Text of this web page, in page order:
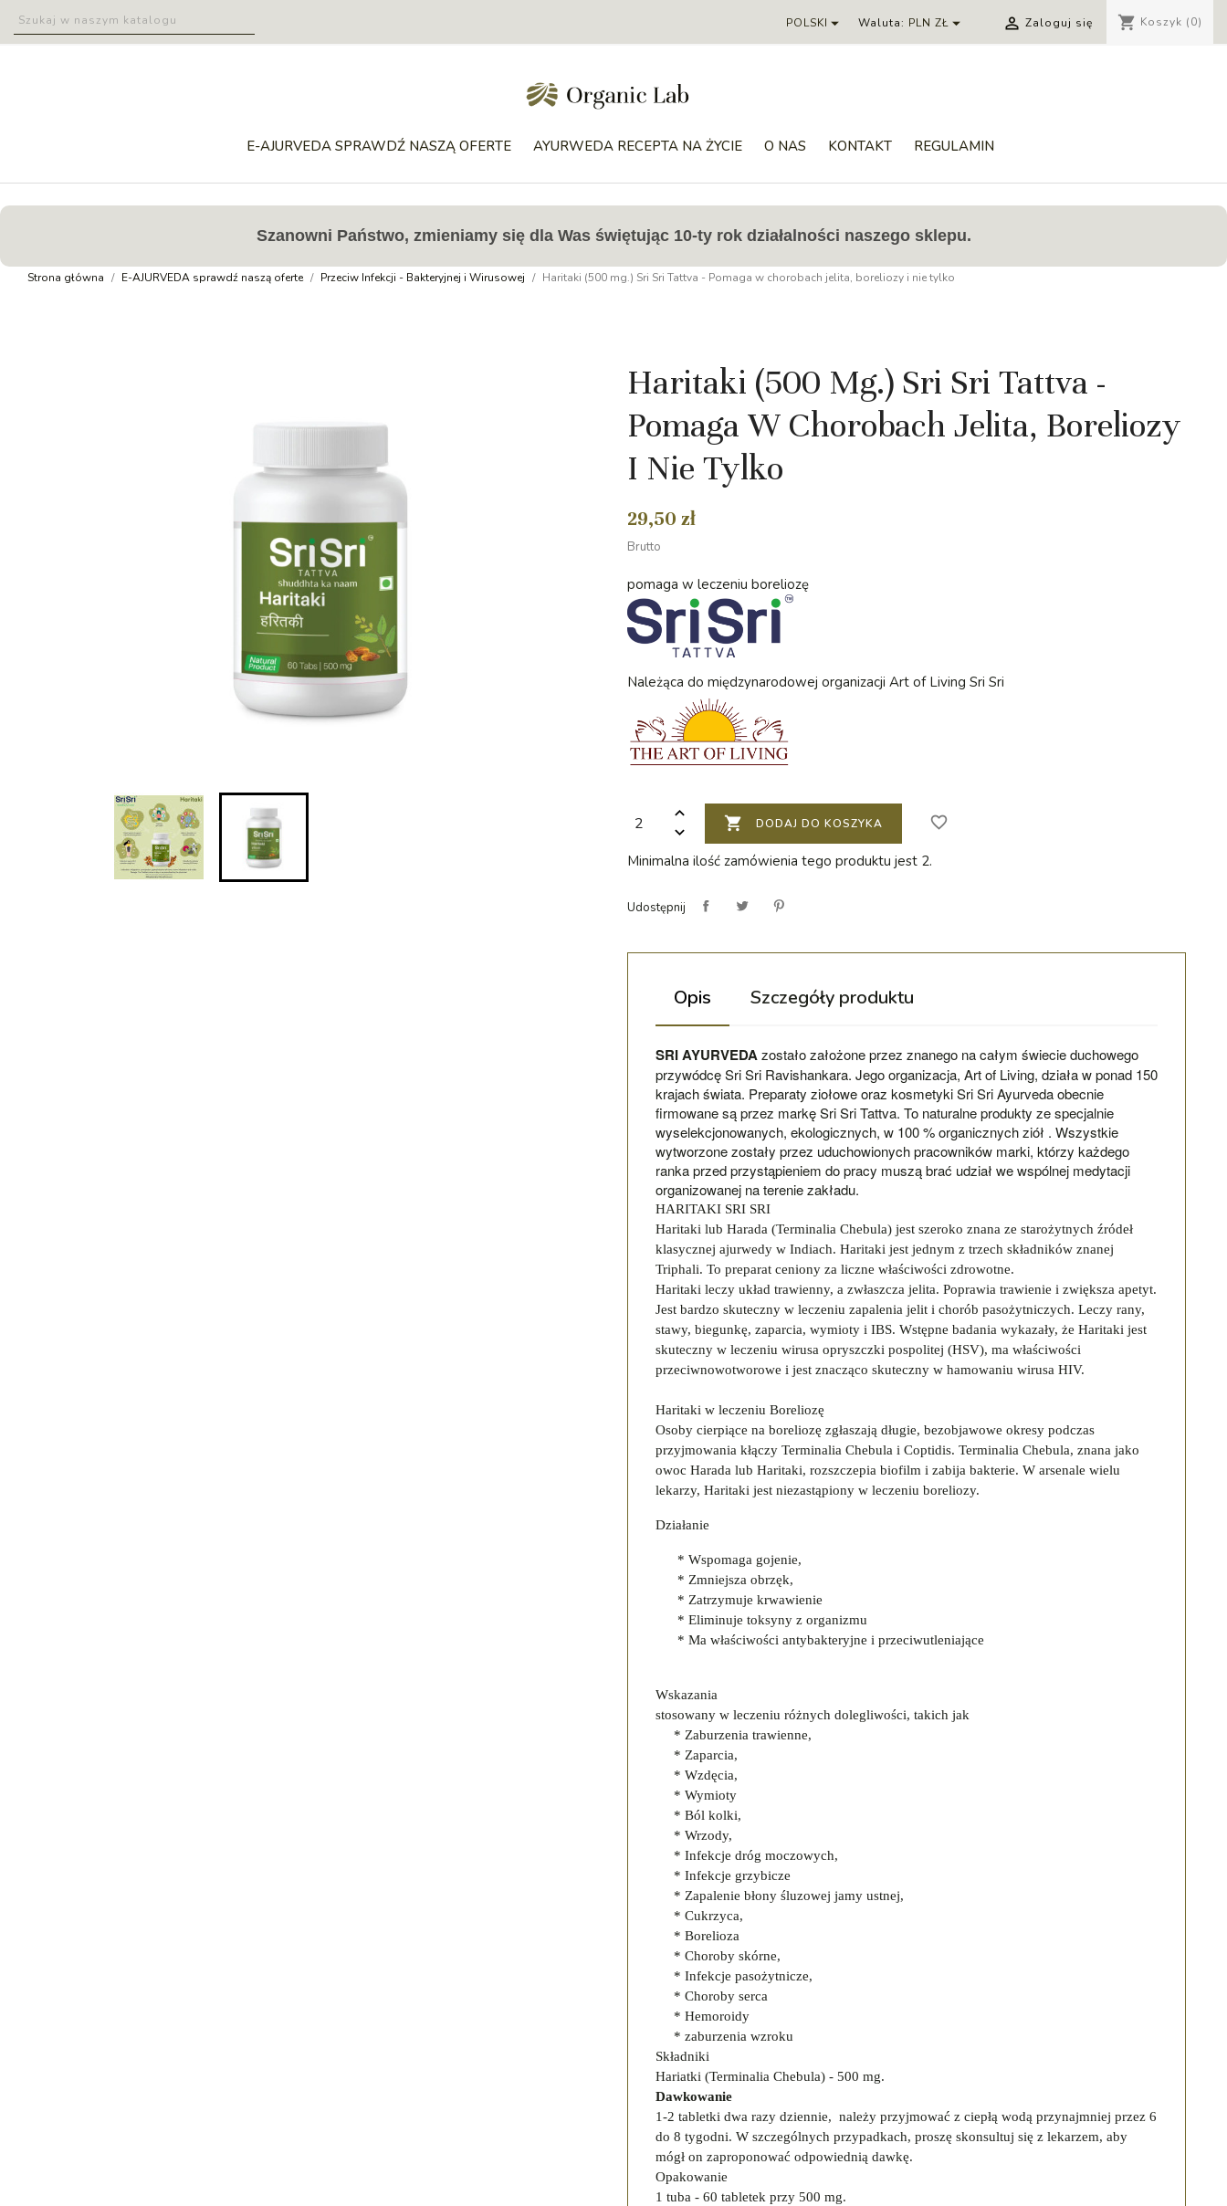
POLSKI Waluta: PLN ZŁ  Zaloguj się shopping_cart Koszyk (0)
E-AJURVEDA SPRAWDŹ NASZĄ OFERTE AYURWEDA RECEPTA NA ŻYCIE O NAS KONTAKT REGULAMIN
Szanowni Państwo, zmieniamy się dla Was świętując 10-ty rok działalności naszego sklepu.
Strona główna E-AJURVEDA sprawdź naszą oferte Przeciw Infekcji - Bakteryjnej i Wirusowej Haritaki (500 mg.) Sri Sri Tattva - Pomaga w chorobach jelita, boreliozy i nie tylko
Haritaki (500 Mg.) Sri Sri Tattva -
Pomaga W Chorobach Jelita, Boreliozy
I Nie Tylko
29,50 zł
Brutto
pomaga w leczeniu boreliozę
Należąca do międzynarodowej organizacji Art of Living Sri Sri
 DODAJ DO KOSZYKA favorite_border
Minimalna ilość zamówienia tego produktu jest 2.
Udostępnij
Opis Szczegóły produktu
SRI AYURVEDAzostało założone przez znanego na całym świecie duchowego
przywódcę Sri Sri Ravishankara. Jego organizacja, Art of Living, działa w ponad 150
krajach świata. Preparaty ziołowe oraz kosmetyki Sri Sri Ayurveda obecnie
firmowane są przez markę Sri Sri Tattva. To naturalne produkty ze specjalnie
wyselekcjonowanych, ekologicznych, w 100 % organicznych ziół . Wszystkie
wytworzone zostały przez uduchowionych pracowników marki, którzy każdego
ranka przed przystąpieniem do pracy muszą brać udział we wspólnej medytacji
organizowanej na terenie zakładu.
HARITAKI SRI SRI
Haritaki lub Harada (Terminalia Chebula) jest szeroko znana ze starożytnych źródeł
klasycznej ajurwedy w Indiach. Haritaki jest jednym z trzech składników znanej
Triphali. To preparat ceniony za liczne właściwości zdrowotne.
Haritaki leczy układ trawienny, a zwłaszcza jelita. Poprawia trawienie i zwiększa apetyt.
Jest bardzo skuteczny w leczeniu zapalenia jelit i chorób pasożytniczych. Leczy rany,
stawy, biegunkę, zaparcia, wymioty i IBS. Wstępne badania wykazały, że Haritaki jest
skuteczny w leczeniu wirusa opryszczki pospolitej (HSV), ma właściwości
przeciwnowotworowe i jest znacząco skuteczny w hamowaniu wirusa HIV.
Haritaki w leczeniu Boreliozę
Osoby cierpiące na boreliozę zgłaszają długie, bezobjawowe okresy podczas
przyjmowania kłączy Terminalia Chebula i Coptidis. Terminalia Chebula, znana jako
owoc Harada lub Haritaki, rozszczepia biofilm i zabija bakterie. W arsenale wielu
lekarzy, Haritaki jest niezastąpiony w leczeniu boreliozy.
Działanie
* Wspomaga gojenie,
* Zmniejsza obrzęk,
* Zatrzymuje krwawienie
* Eliminuje toksyny z organizmu
* Ma właściwości antybakteryjne i przeciwutleniające
Wskazania
stosowany w leczeniu różnych dolegliwości, takich jak
* Zaburzenia trawienne,
* Zaparcia,
* Wzdęcia,
* Wymioty
* Ból kolki,
* Wrzody,
* Infekcje dróg moczowych,
* Infekcje grzybicze
* Zapalenie błony śluzowej jamy ustnej,
* Cukrzyca,
* Borelioza
* Choroby skórne,
* Infekcje pasożytnicze,
* Choroby serca
* Hemoroidy
* zaburzenia wzroku
Składniki
Hariatki (Terminalia Chebula) - 500 mg.
Dawkowanie
1-2 tabletki dwa razy dziennie, należy przyjmować z ciepłą wodą przynajmniej przez 6
do 8 tygodni. W szczególnych przypadkach, proszę skonsultuj się z lekarzem, aby
mógł on zaproponować odpowiednią dawkę.
Opakowanie
1 tuba - 60 tabletek przy 500 mg.